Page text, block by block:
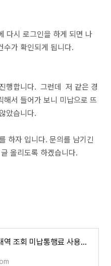
다시 로그인을 하게 되면 나
수가 확인되게 됩니다.
행합니다. 그런데 저 같은 경
서 들어가 보니 미납으로 뜨
았습니다.
하자 입니다. 문의를 남기긴
올리도록 하겠습니다.
하이패스 사용내역 조회 미납통행료 사용내역 조회 납부